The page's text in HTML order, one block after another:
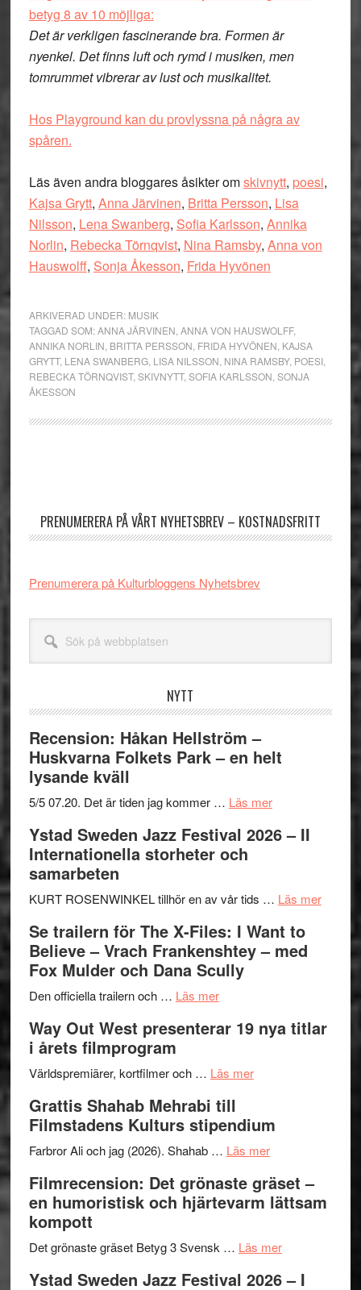
betyg 8 av 10 möjliga:
Det är verkligen fascinerande bra. Formen är
nyenkel. Det finns luft och rymd i musiken, men
tomrummet vibrerar av lust och musikalitet.
Hos Playground kan du provlyssna på några av
spåren.
Läs även andra bloggares åsikter omskivnytt, poesi,
Kajsa Grytt, Anna Järvinen, Britta Persson, Lisa
Nilsson, Lena Swanberg, Sofia Karlsson, Annika
Norlin, Rebecka Törnqvist, Nina Ramsby, Anna von
Hauswolff, Sonja Åkesson, Frida Hyvönen
ARKIVERAD UNDER: MUSIK
TAGGAD SOM:ANNA JÄRVINEN ANNA VON HAUSWOLFF,
ANNIKA NORLIN BRITTA PERSSON FRIDA HYVÖNEN KAJSA
GRYTT, LENA SWANBERG, LISA NILSSON NINA RAMSBY, POESI,
REBECKA TÖRNQVIST, SKIVNYTT, SOFIA KARLSSON SONJA
ÅKESSON
PRENUMERERA PÅ VÅRT NYHETSBREV – KOSTNADSFRITT
Prenumerera på Kulturbloggens Nyhetsbrev
webbplatsen
NYTT
Recension: Håkan Hellström –
Huskvarna Folkets Park – en helt
lysande kväll
5/5 07.20. Det är tiden jag kommer … Läs merom
Håkan
Huskvarna
Park
–
kväll
Ystad Sweden Jazz Festival 2026 – II
Internationella storheter och
samarbeten
KURT ROSENWINKEL tillhör en av vår tids … Läs merom
II
Se trailern för The X-Files: I Want to
Believe – Vrach Frankenshtey – med
Fox Mulder och Dana Scully
Den officiella trailern och … Läs merom
trailern
The
Files:
I
Want
Believe
–
Frankenshtey
med
Way Out West presenterar 19 nya titlar
i årets filmprogram
Världspremiärer, kortfilmer och … Läs merom
West
presenterar
nya
titlar
årets
Grattis Shahab Mehrabi till
Filmstadens Kulturs stipendium
Farbror Ali och jag (2026). Shahab … Läs merom
Shahab
Mehrabi
Filmstadens
stipendium
Filmrecension: Det grönaste gräset –
en humoristisk och hjärtevarm lättsam
kompott
Det grönaste gräset Betyg 3 Svensk … Läs merom
Det
Ystad Sweden Jazz Festival 2026 – I